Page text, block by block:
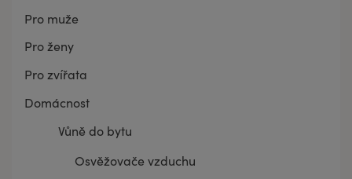
Pro muže
Pro ženy
Pro zvířata
Domácnost
Vůně do bytu
Osvěžovače vzduchu